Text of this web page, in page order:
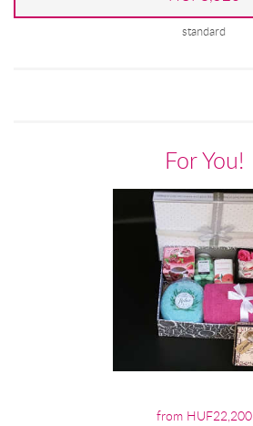
standard
For You!
from HUF22,200